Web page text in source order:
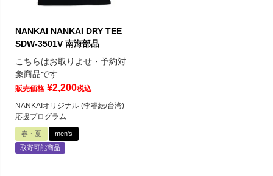
NANKAI NANKAI DRY TEE
SDW-3501V 南海部品
こちらはお取りよせ・予約対
象商品です
販売価格 ¥2,200税込
NANKAIオリジナル (李睿紜/台湾)
応援プログラム
春・夏
men's
取寄可能商品